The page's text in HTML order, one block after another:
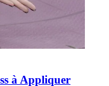
à Appliquer